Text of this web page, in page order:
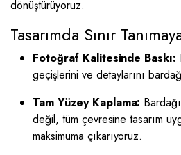
dönüştürüyoruz.
Tasarımda Sınır
Fotoğraf Kalitesinde Baskı:
geçişlerini ve detaylarını
Tam Yüzey Kaplama:
değil, tüm çevresine tasarım
maksimuma çıkarıyoruz.